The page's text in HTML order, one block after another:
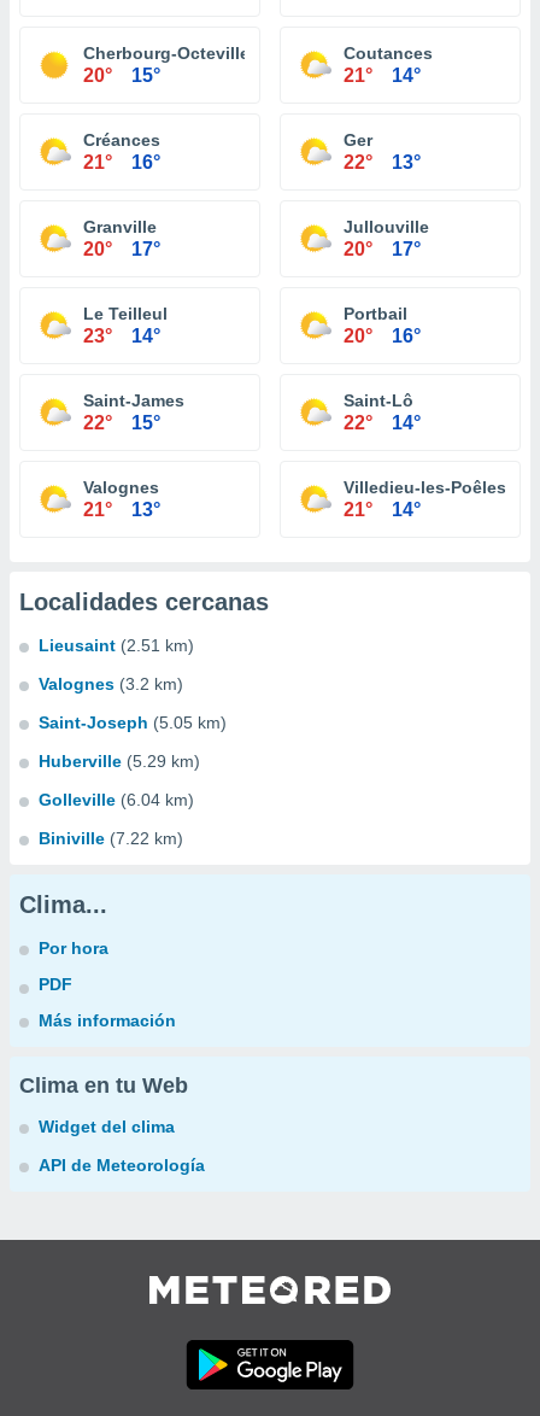
Cherbourg-Octeville
20° 15°
Coutances
21° 14°
Créances
21° 16°
Ger
22° 13°
Granville
20° 17°
Jullouville
20° 17°
Le Teilleul
23° 14°
Portbail
20° 16°
Saint-James
22° 15°
Saint-Lô
22° 14°
Valognes
21° 13°
Villedieu-les-Poêles
21° 14°
Localidades cercanas
Lieusaint (2.51 km)
Valognes (3.2 km)
Saint-Joseph (5.05 km)
Huberville (5.29 km)
Golleville (6.04 km)
Biniville (7.22 km)
Clima...
Por hora
PDF
Más información
Clima en tu Web
Widget del clima
API de Meteorología